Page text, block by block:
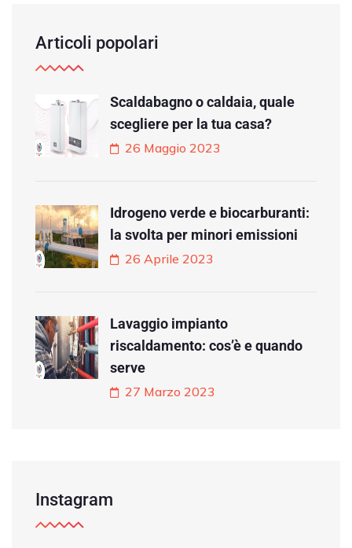
Articoli popolari
Scaldabagno o caldaia, quale
scegliere per la tua casa?
26 Maggio 2023
Idrogeno verde e biocarburanti:
la svolta per minori emissioni
26 Aprile 2023
Lavaggio impianto
riscaldamento: cos’è e quando
serve
27 Marzo 2023
Instagram